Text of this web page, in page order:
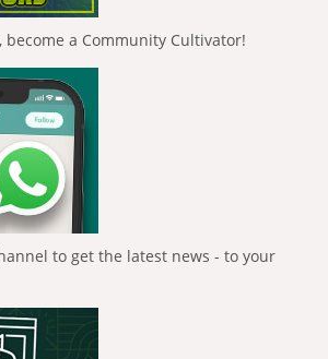
become a Community Cultivator!
to get the latest news - to your